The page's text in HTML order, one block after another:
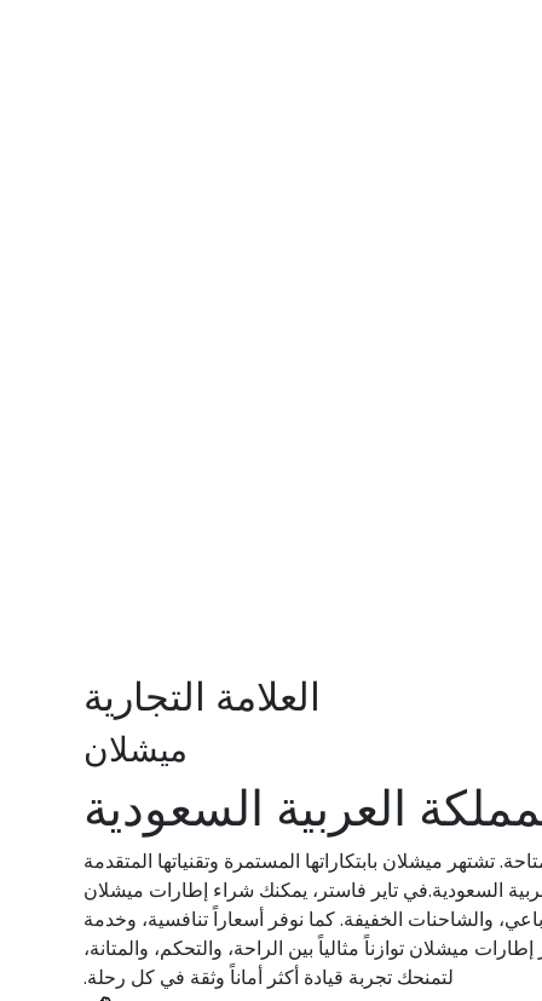
العلامة التجارية
ميشلان
العربية السعودية
ميشلان بابتكاراتها المستمرة وتقنياتها المتقدمة
السعودية.في تاير فاستر، يمكنك شراء إطارات ميشلان
والشاحنات الخفيفة. كما نوفر أسعاراً تنافسية، وخدمة
ميشلان توازناً مثالياً بين الراحة، والتحكم، والمتانة،
لتمنحك تجربة قيادة أكثر أماناً وثقة في كل رحلة.